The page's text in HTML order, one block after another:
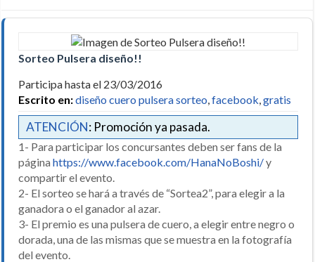
Sorteo Pulsera diseño!!
Participa hasta el 23/03/2016
Escrito en:diseño cuero pulsera sorteo,facebook,gratis
ATENCIÓN: Promoción ya pasada.
1- Para participar los concursantes deben ser fans de la
página https://www.facebook.com/HanaNoBoshi/y
compartir el evento.
2- El sorteo se hará a través de “Sortea2”, para elegir a la
ganadora o el ganador al azar.
3- El premio es una pulsera de cuero, a elegir entre negro o
dorada, una de las mismas que se muestra en la fotografía
del evento.